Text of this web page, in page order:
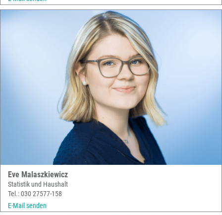
Eve Malaszkiewicz
Statistik und Haushalt
Tel.: 030 27577-158
E-Mail senden